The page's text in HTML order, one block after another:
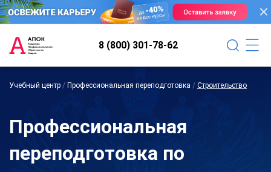
8 (800) 301-78-62
Учебный центр / Профессиональная переподготовка / Строительство
Профессиональная
переподготовка по